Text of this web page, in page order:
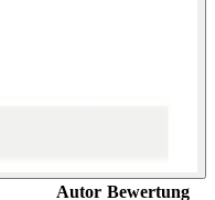
Autor Bewertung